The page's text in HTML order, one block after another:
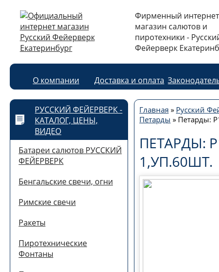
Фирменный интернет
магазин салютов и
пиротехники -
Фейерверк
О компании Доставка и оплата
РУССКИЙ ФЕЙЕРВЕРК -
КАТАЛОГ, ЦЕНЫ,
ВИДЕО
Батареи салютов РУССКИЙ
ФЕЙЕРВЕРК
Бенгальские свечи, огни
Римские свечи
Ракеты
Пиротехнические
Фонтаны
Главная » Русский
Петарды » Петарды:
ПЕТАРДЫ:
1,УП.60ШТ.